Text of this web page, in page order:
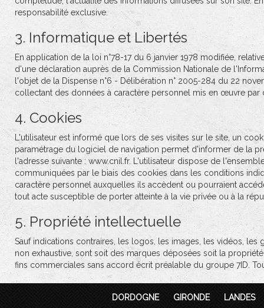
responsabilité exclusive.
3. Informatique et Libertés
En application de la loi n°78-17 du 6 janvier 1978 modifiée,
d'une déclaration auprès de la Commission Nationale de
l'objet de la Dispense n°6 - Délibération n° 2005-284 du 22
collectant des données à caractère personnel mis en œuvre
4. Cookies
L'utilisateur est informé que lors de ses visites sur le site, un
paramétrage du logiciel de navigation permet d'informer de la
l'adresse suivante : www.cnil.fr. L'utilisateur dispose de
communiquées par le biais des cookies dans les conditions
caractère personnel auxquelles ils accèdent ou pourraient
tout acte susceptible de porter atteinte à la vie privée ou à la
5. Propriété intellectuelle
Sauf indications contraires, les logos, les images, les vidéos,
non exhaustive, sont soit des marques déposées soit la
fins commerciales sans accord écrit préalable du groupe 7ID.
DORDOGNE GIRONDE LANDES